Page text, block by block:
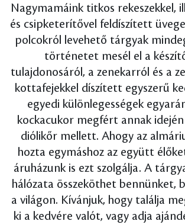
Nagymamáink titkos rekeszekkel,
és csipketerítővel feldíszített
polcokról levehető tárgyak
történetet mesél el a
tulajdonosáról, a zenekarról és a
kottafejekkel díszített egyszerű
egyedi különlegességek
kockacukor megfért annak
diólikőr mellett. Ahogy az
hozta egymáshoz az együtt
áruházunk is ezt szolgálja. A
hálózata összeköthet bennünket,
a világon. Kívánjuk, hogy találja
ki a kedvére valót, vagy adja